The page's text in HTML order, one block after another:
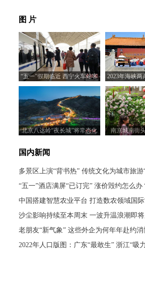
图 片
“五一”假期临近 西宁火车站客
流攀升
2023年海峡
在济南府
北京八达岭“夜长城”将常态化
南京城南街
国内新闻
多景区上演“背书热” 传统文化为城市旅游
“五一”酒店满屏“已订完” 涨价毁约怎么办
中国搭建智慧农业平台 打造数农领域国际
沙尘影响持续至本周末 一波升温浪潮即
老朋友“新气象” 这些外企为何年年赴约消
2022年人口版图：广东“最敢生” 浙江“吸